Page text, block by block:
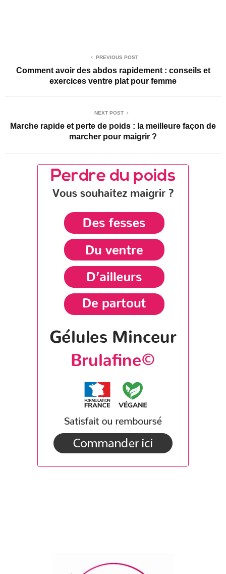
PREVIOUS POST
Comment avoir des abdos rapidement : conseils et
exercices ventre plat pour femme
NEXT POST
Marche rapide et perte de poids : la meilleure façon de
marcher pour maigrir ?